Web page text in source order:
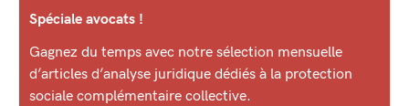
Spéciale avocats !
Gagnez du temps avec notre sélection mensuelle
d’articles d’analyse juridique dédiés à la protection
sociale complémentaire collective.